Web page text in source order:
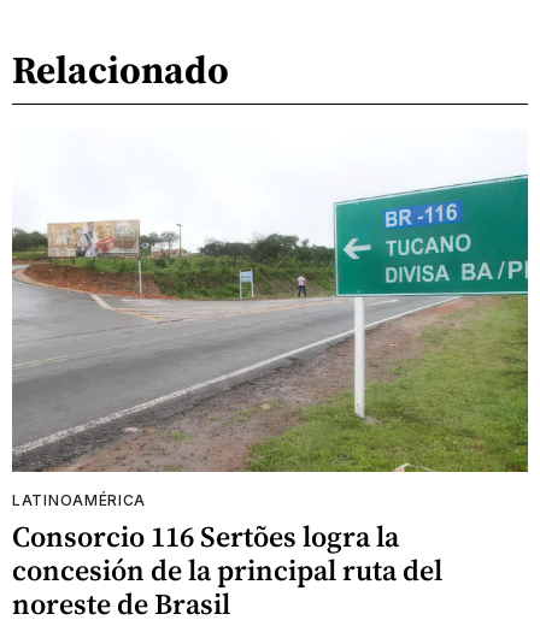
Relacionado
LATINOAMÉRICA
Consorcio 116 Sertões logra la
concesión de la principal ruta del
noreste de Brasil